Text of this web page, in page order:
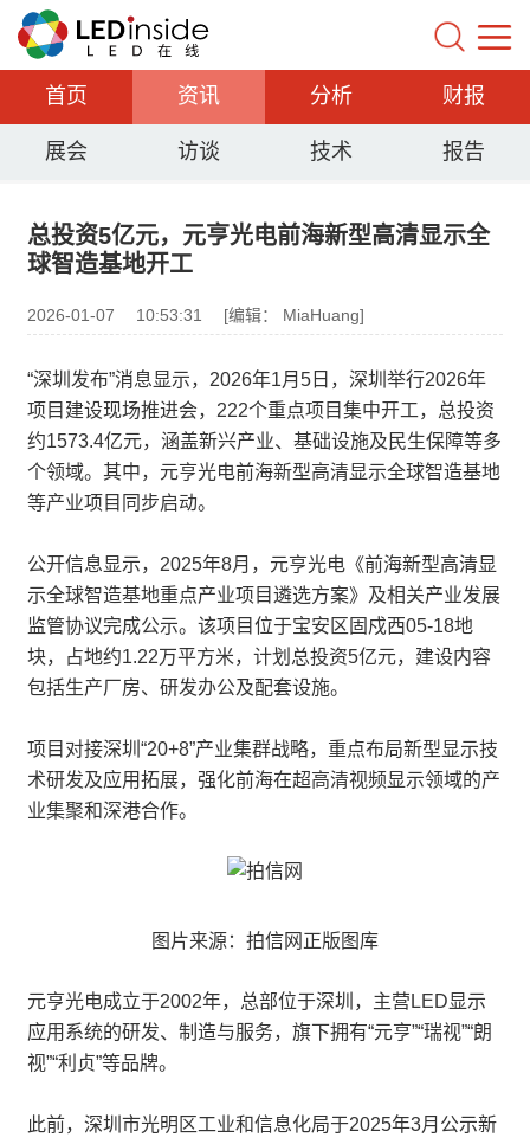
首页 资讯 分析 财报
展会 访谈 技术 报告
总投资5亿元，元亨光电前海新型高清显示全
球智造基地开工
2026-01-07 10:53:31 [编辑： MiaHuang]
“深圳发布”消息显示，2026年1月5日，深圳举行2026年
项目建设现场推进会，222个重点项目集中开工，总投资
约1573.4亿元，涵盖新兴产业、基础设施及民生保障等多
个领域。其中，元亨光电前海新型高清显示全球智造基地
等产业项目同步启动。
公开信息显示，2025年8月，元亨光电《前海新型高清显
示全球智造基地重点产业项目遴选方案》及相关产业发展
监管协议完成公示。该项目位于宝安区固戍西05-18地
块，占地约1.22万平方米，计划总投资5亿元，建设内容
包括生产厂房、研发办公及配套设施。
项目对接深圳“20+8”产业集群战略，重点布局新型显示技
术研发及应用拓展，强化前海在超高清视频显示领域的产
业集聚和深港合作。
图片来源：拍信网正版图库
元亨光电成立于2002年，总部位于深圳，主营LED显示
应用系统的研发、制造与服务，旗下拥有“元亨”“瑞视”“朗
视”“利贞”等品牌。
此前，深圳市光明区工业和信息化局于2025年3月公示新